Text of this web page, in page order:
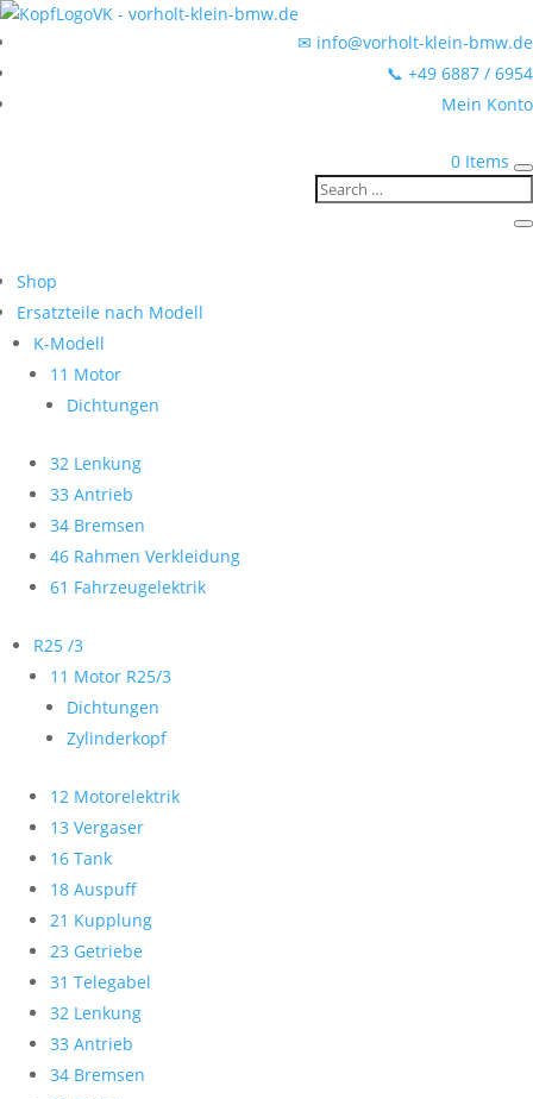
✉ info@vorholt-klein-bmw.de
📞 +49 6887 / 6954
Mein Konto
0 Items
Shop
Ersatzteile nach Modell
K-Modell
11 Motor
Dichtungen
32 Lenkung
33 Antrieb
34 Bremsen
46 Rahmen Verkleidung
61 Fahrzeugelektrik
R25 /3
11 Motor R25/3
Dichtungen
Zylinderkopf
12 Motorelektrik
13 Vergaser
16 Tank
18 Auspuff
21 Kupplung
23 Getriebe
31 Telegabel
32 Lenkung
33 Antrieb
34 Bremsen